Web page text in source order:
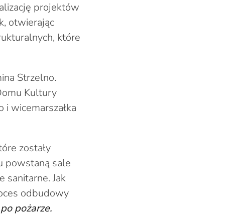
projektów
otwierając
które
Strzelno.
Kultury
i wicemarszałka
zostały
powstaną sale
sanitarne. Jak
odbudowy
pożarze.